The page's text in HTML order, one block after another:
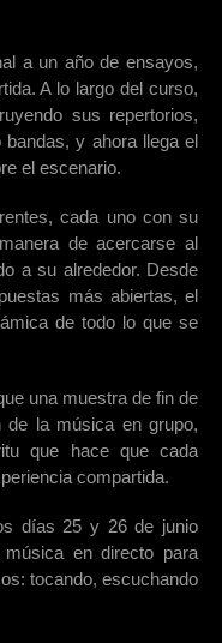
a un año de ensayos,
A lo largo del curso,
sus repertorios,
y ahora llega el
el escenario.
cada uno con su
de acercarse al
a su alrededor. Desde
más abiertas, el
de todo lo que se
una muestra de fin de
de la música en grupo,
que hace que cada
compartida.
días 25 y 26 de junio
en directo para
tocando, escuchando